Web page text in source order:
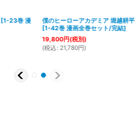
[1-23巻 漫
僕のヒーローアカデミア 堀越耕平
[1-42巻 漫画全巻セット/完結]
19,800円(税別)
(税込: 21,780円)